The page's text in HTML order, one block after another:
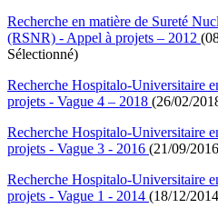
Recherche en matière de Sureté
(RSNR) - Appel à projets – 2012
Sélectionné)
Recherche Hospitalo-Universitaire
projets - Vague 4 – 2018 (26/02/
Recherche Hospitalo-Universitaire
projets - Vague 3 - 2016 (21/09/
Recherche Hospitalo-Universitaire
projets - Vague 1 - 2014 (18/12/